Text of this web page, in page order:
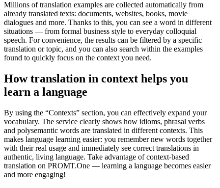
Millions of translation examples are collected automatically from
already translated texts: documents, websites, books, movie
dialogues and more. Thanks to this, you can see a word in different
situations — from formal business style to everyday colloquial
speech. For convenience, the results can be filtered by a specific
translation or topic, and you can also search within the examples
found to quickly focus on the context you need.
How translation in context helps you
learn a language
By using the “Contexts” section, you can effectively expand your
vocabulary. The service clearly shows how idioms, phrasal verbs
and polysemantic words are translated in different contexts. This
makes language learning easier: you remember new words together
with their real usage and immediately see correct translations in
authentic, living language. Take advantage of context-based
translation on PROMT.One — learning a language becomes easier
and more engaging!